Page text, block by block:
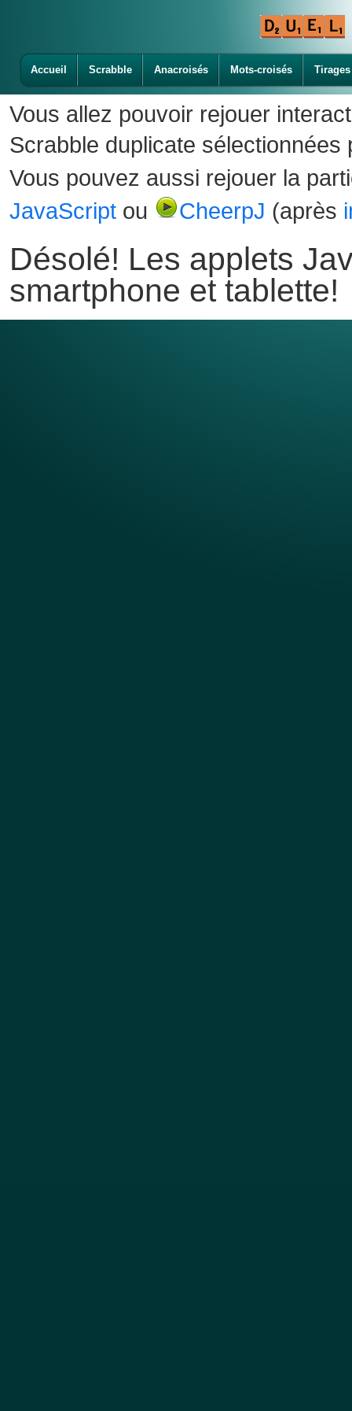
Accueil Scrabble Anacroisés Mots-croisés Tirages
Vous allez pouvoir rejouer
Scrabble duplicate sélectionnées
Vous pouvez aussi rejouer la
JavaScript ou CheerpJ (après
Désolé! Les applets
smartphone et tablette!